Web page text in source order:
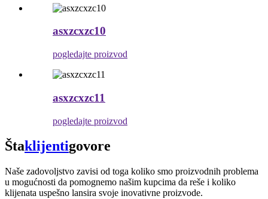
asxzcxzc10
pogledajte proizvod
asxzcxzc11
pogledajte proizvod
Štaklijentigovore
Naše zadovoljstvo zavisi od toga koliko smo proizvodnih problema
u mogućnosti da pomognemo našim kupcima da reše i koliko
klijenata uspešno lansira svoje inovativne proizvode.